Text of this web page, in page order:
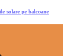
solare pe balcoane